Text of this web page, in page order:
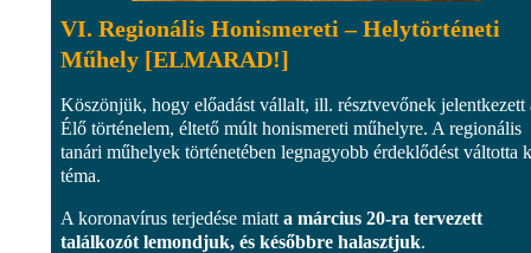
VI. Regionális Honismereti – Helytörténeti
Műhely [ELMARAD!]
Köszönjük, hogy előadást vállalt, ill. résztvevőnek jelentkezett
Élő történelem, éltető múlt honismereti műhelyre. A regionális
tanári műhelyek történetében legnagyobb érdeklődést váltotta
téma.
A koronavírus terjedése miatt a március 20-ra tervezett
találkozót lemondjuk, és későbbre halasztjuk.